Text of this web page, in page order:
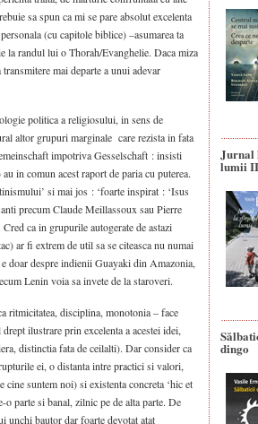
sa spun ca mi se pare absolut excelenta
(cu capitole biblice) –asumarea ta
la randul lui o Thorah/Evanghelie. Daca miza
mai departe a unui adevar
politica a religiosului, in sens de
altor grupuri marginale care rezista in fata
impotriva Gesselschaft : insisti
in comun acest raport de paria cu puterea.
si mai jos : ‘foarte inspirat : ‘Isus
precum Claude Meillassoux sau Pierre
ca in grupurile autogerate de astazi
ar fi extrem de util sa se citeasca nu numai
doar despre indienii Guayaki din Amazonia,
Lenin voia sa invete de la staroveri.
ritmicitatea, disciplina, monotonia – face
ilustrare prin excelenta a acestei idei,
distinctia fata de ceilalti). Dar consider ca
ei, o distanta intre practici si valori,
suntem noi) si existenta concreta ‘hic et
parte si banal, zilnic pe de alta parte. De
unchi bautor dar foarte devotat atat
Jurnal
lumii II
dingo